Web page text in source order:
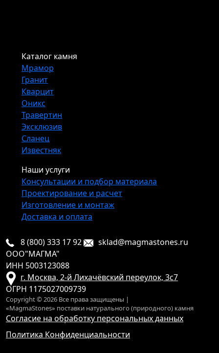
Каталог камня
Мрамор
Гранит
Кварцит
Оникс
Травертин
Эксклюзив
Сланец
Известняк
Наши услуги
Консультации и подбор материала
Проектирование и расчет
Изготовление и монтаж
Доставка и оплата
8 (800) 333 17 92
sklad@magmastones.ru
ООО"МАГМА"
ИНН 5003123088
г. Москва, 2-й Лихачёвский переулок, 3с7
ОГРН 1175027009739
Copyright © 2026 Все права защищены |
«MagmaStones» поставки натурального (природного) камня
Согласие на обработку персональных данных
Политика Конфиденциальности